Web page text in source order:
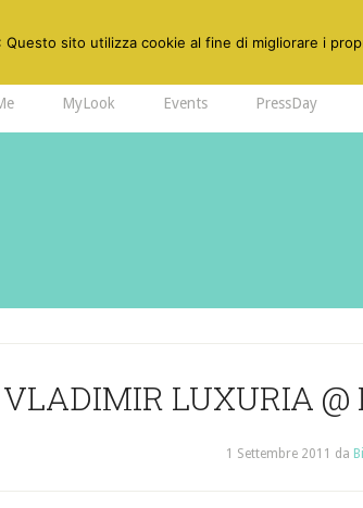
MyLook Events PressDay
VLADIMIR LUXURIA @
1 Settembre 2011 da
Questo sito utilizza cookie al fine di migliorare i